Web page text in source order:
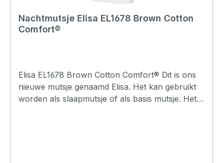
Nachtmutsje Elisa EL1678 Brown Cotton
Comfort®
Elisa EL1678 Brown Cotton Comfort® Dit is ons
nieuwe mutsje genaamd Elisa. Het kan gebruikt
worden als slaapmutsje of als basis mutsje. Het